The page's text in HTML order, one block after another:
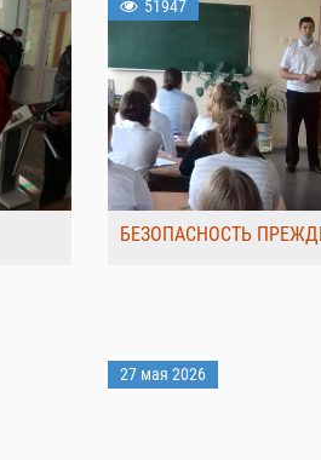
51947
БЕЗОПАСНОСТЬ
27 мая 2026